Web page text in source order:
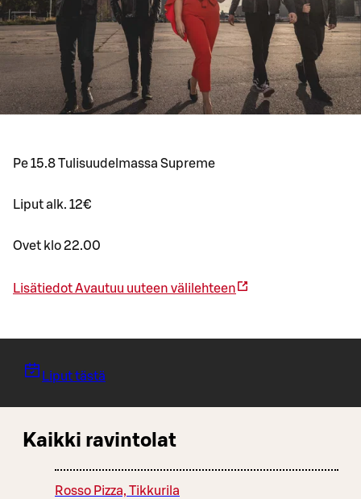
Pe 15.8 Tulisuudelmassa Supreme
Liput alk. 12€
Ovet klo 22.00
LisätiedotAvautuu uuteen välilehteen
Liput tästä
Kaikki ravintolat
Rosso Pizza, Tikkurila